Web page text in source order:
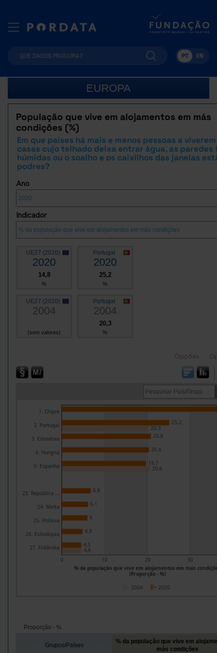
PT EN
EUROPA
População que vive em alojamentos em más
condições (%)
Em que países há mais e menos pessoas a
casas cujo telhado deixa entrar água, as paredes
húmidas ou o soalho e os caixilhos das janelas
podres?
Ano
Indicador
UE27 (2020)
2020
14,8
%
Portugal
2020
25,2
%
UE27 (2020)
2004
(sem valores)
Portugal
2004
20,3
%
Opções
% da população que vive em alojamentos em más
(Proporção - %)
0 10 20 30
1. Chipre
2. Portugal
3. Eslovénia
4. Hungria
5. Espanha
23. República ...
24. Malta
25. Polónia
26. Eslováquia
27. Finlândia
25,2
20,8
20,4
19,7
6,8
6,1
6
4,9
4,5
20,3
20,6
4,6
2020
2004
Proporção - %
Grupos/Países
% da população que vive em
más condições